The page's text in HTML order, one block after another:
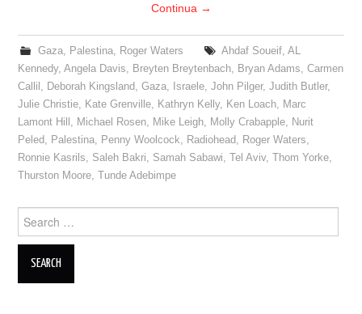
PINKFLOYDIANE
POLICY/COOKIES
Continua →
Gaza, Palestina, Roger Waters Ahdaf Soueif, AL
Kennedy,Angela Davis, Breyten Breytenbach, Bryan Adams,Carmen
Callil , Deborah Kingsland,Gaza, Israele,John Pilger,Judith Butler,
Julie Christie, Kate Grenville, Kathryn Kelly, Ken Loach, Marc
Lamont Hill , Michael Rosen, Mike Leigh, Molly Crabapple, Nurit
Peled, Palestina, Penny Woolcock, Radiohead, Roger Waters,
Ronnie Kasrils, Saleh Bakri, Samah Sabawi,Tel Aviv,Thom Yorke,
Thurston Moore,Tunde Adebimpe
for: